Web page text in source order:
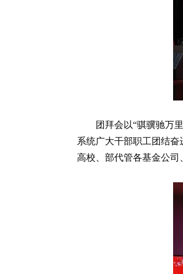
团拜会以“骐骥驰万
系统广大干部职工团结
高校、部代管各基金公司